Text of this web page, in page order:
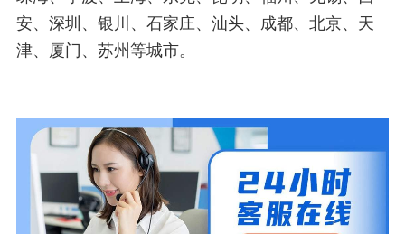
安、深圳、银川、石家庄、汕头、成都、北京、天
津、厦门、苏州等城市。